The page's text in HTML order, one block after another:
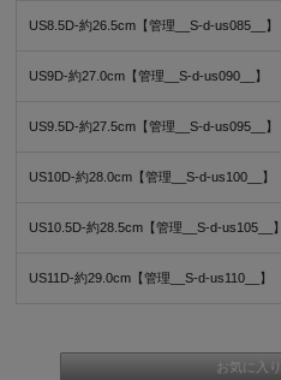
US8.5D-約26.5cm【管理__S-d-us085__】
US9D-約27.0cm【管理__S-d-us090__】
US9.5D-約27.5cm【管理__S-d-us095__】
US10D-約28.0cm【管理__S-d-us100__】
US10.5D-約28.5cm【管理__S-d-us105__】
US11D-約29.0cm【管理__S-d-us110__】